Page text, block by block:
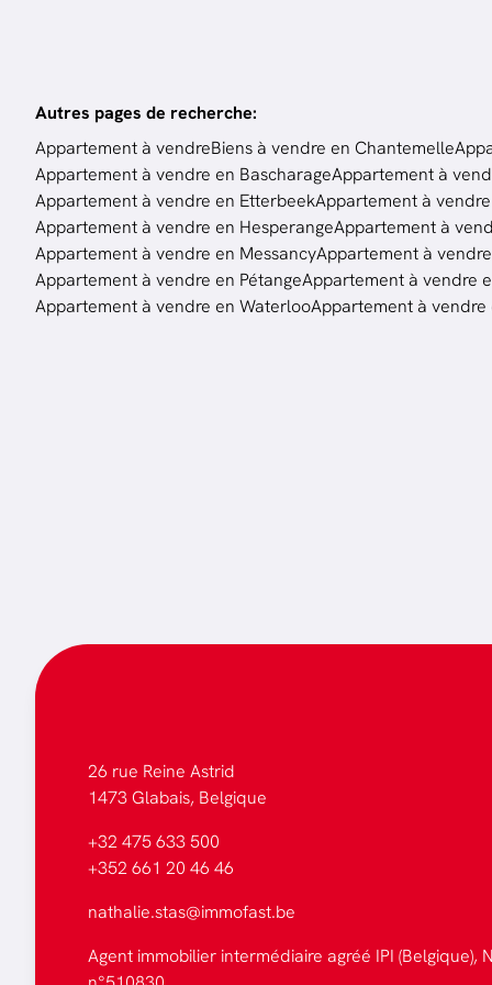
Autres pages de recherche:
Appartement à vendreBiens à vendre en Chantemelle
Appartement à vendre en BascharageAppartement à
Appartement à vendre en EtterbeekAppartement à
Appartement à vendre en HesperangeAppartement à
Appartement à vendre en MessancyAppartement à
Appartement à vendre en PétangeAppartement à vendre
Appartement à vendre en WaterlooAppartement à vendre
26 rue Reine Astrid
1473 Glabais, Belgique
+32 475 633 500
+352 661 20 46 46
nathalie.stas@immofast.be
Agent immobilier intermédiaire agréé IPI (Belgique),